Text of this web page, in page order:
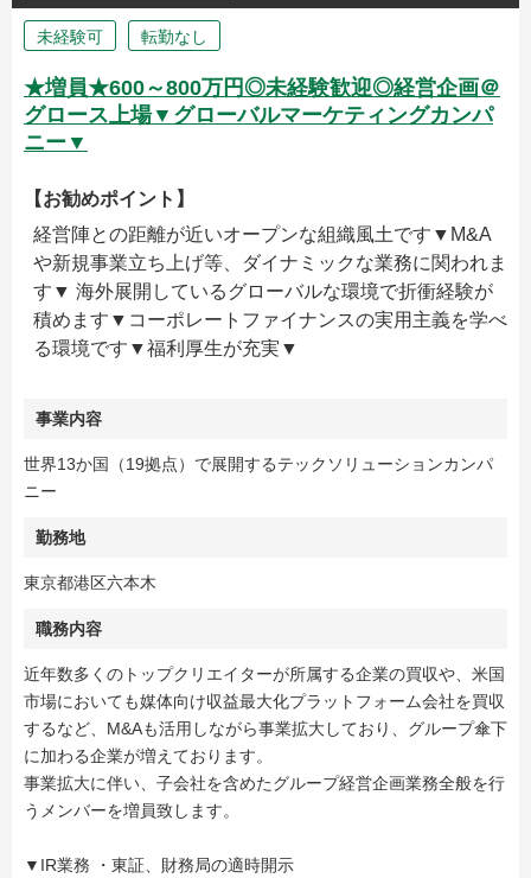
未経験可 転勤なし
★増員★600～800万円◎未経験歓迎◎経営企画＠
グロース上場▼グローバルマーケティングカンパ
ニー▼
【お勧めポイント】
経営陣との距離が近いオープンな組織風土です▼M&A
や新規事業立ち上げ等、ダイナミックな業務に関われま
す▼ 海外展開しているグローバルな環境で折衝経験が
積めます▼コーポレートファイナンスの実用主義を学べ
る環境です▼福利厚生が充実▼
事業内容
世界13か国（19拠点）で展開するテックソリューションカンパ
ニー
勤務地
東京都港区六本木
職務内容
近年数多くのトップクリエイターが所属する企業の買収や、米国
市場においても媒体向け収益最大化プラットフォーム会社を買収
するなど、M&Aも活用しながら事業拡大しており、グループ傘下
に加わる企業が増えております。
事業拡大に伴い、子会社を含めたグループ経営企画業務全般を行
うメンバーを増員致します。
▼IR業務 ・東証、財務局の適時開示